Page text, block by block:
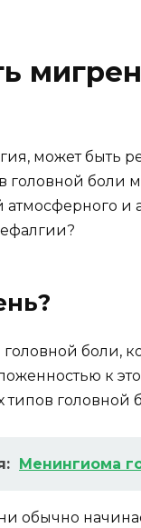
может быть
головной боли
и
боли,
к
типов
Менингиома
обычно